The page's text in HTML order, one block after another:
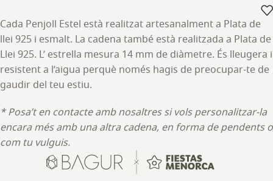
Cada Penjoll Estel està realitzat artesanalment a Plata de
llei 925 i esmalt. La cadena també està realitzada a Plata de
Llei 925. L’ estrella mesura 14 mm de diàmetre. És lleugera i
resistent a l’aigua perquè només hagis de preocupar-te de
gaudir del teu estiu.
* Posa’t en contacte amb nosaltres si vols personalitzar-la
encara més amb una altra cadena, en forma de pendents o
com tu vulguis.